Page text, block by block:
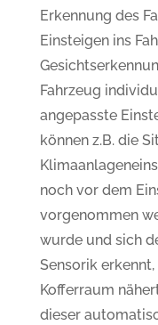
Erkennung des
Einsteigen ins
Fahrzeug
angepasste
können z.B. die
noch vor dem
vorgenommen
wurde und sich
Sensorik
Kofferraum
dieser